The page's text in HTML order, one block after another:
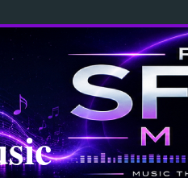
новий сингл